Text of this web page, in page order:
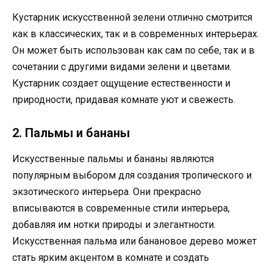
Кустарник искусственной зелени отлично смотрится
как в классических, так и в современных интерьерах.
Он может быть использован как сам по себе, так и в
сочетании с другими видами зелени и цветами.
Кустарник создает ощущение естественности и
природности, придавая комнате уют и свежесть.
2. Пальмы и бананы
Искусственные пальмы и бананы являются
популярным выбором для создания тропического и
экзотического интерьера. Они прекрасно
вписываются в современные стили интерьера,
добавляя им нотки природы и элегантности.
Искусственная пальма или банановое дерево может
стать ярким акцентом в комнате и создать